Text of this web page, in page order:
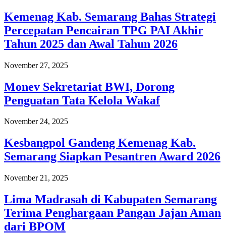
Kemenag Kab. Semarang Bahas Strategi
Percepatan Pencairan TPG PAI Akhir
Tahun 2025 dan Awal Tahun 2026
November 27, 2025
Monev Sekretariat BWI, Dorong
Penguatan Tata Kelola Wakaf
November 24, 2025
Kesbangpol Gandeng Kemenag Kab.
Semarang Siapkan Pesantren Award 2026
November 21, 2025
Lima Madrasah di Kabupaten Semarang
Terima Penghargaan Pangan Jajan Aman
dari BPOM